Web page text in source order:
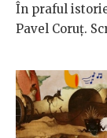
În praful
Pavel Coruț.